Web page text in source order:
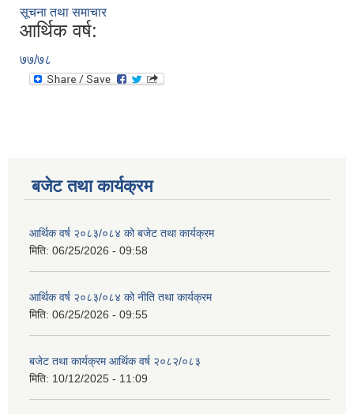
सूचना तथा समाचार
आर्थिक वर्ष:
७७/७८
बजेट तथा कार्यक्रम
आर्थिक वर्ष २०८३/०८४ को बजेट तथा कार्यक्रम
मिति: 06/25/2026 - 09:58
आर्थिक वर्ष २०८३/०८४ को नीति तथा कार्यक्रम
मिति: 06/25/2026 - 09:55
बजेट तथा कार्यक्रम आर्थिक वर्ष २०८२/०८३
मिति: 10/12/2025 - 11:09